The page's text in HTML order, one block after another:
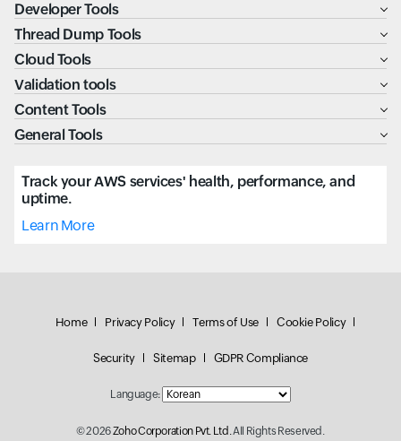
Developer Tools
Thread Dump Tools
Cloud Tools
Validation tools
Content Tools
General Tools
Track your AWS services' health, performance, and
uptime.
Learn More
Home Privacy Policy Terms of Use Cookie Policy
Security Sitemap GDPR Compliance
Language:
© 2026Zoho Corporation Pvt. Ltd.All Rights Reserved.